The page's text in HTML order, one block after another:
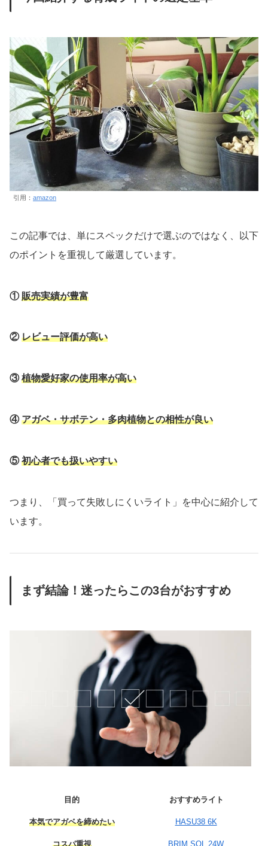
引用： amazon
この記事では、単にスペックだけで選ぶのではなく、以下
のポイントを重視して厳選しています。
①販売実績が豊富
②レビュー評価が高い
③植物愛好家の使用率が高い
④アガベ・サボテン・多肉植物との相性が良い
⑤初心者でも扱いやすい
つまり、「買って失敗しにくいライト」を中心に紹介して
います。
まず結論！迷ったらこの3台がおすすめ
目的 おすすめライト
本気でアガベを締めたい HASU38 6K
コスパ重視 BRIM SOL 24W